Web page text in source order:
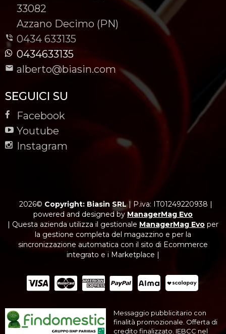
-
33082
-
Azzano Decimo (PN)
0434 633135
0434633135
alberto@biasin.com
SEGUICI SU
Facebook
Youtube
Instagram
2026© Copyright: Biasin SRL| P.iva: IT01249220938 |
powered and designed by ManagerMag Evo
| Questa azienda utilizza il gestionale ManagerMag Evo per
la gestione completa del magazzino e per la
sincronizzazione automatica con il sito di Ecommerce
integrato e i Marketplace |
Messaggio pubblicitario con
finalità promozionale. Offerta di
credito finalizzato. IEBCC nel